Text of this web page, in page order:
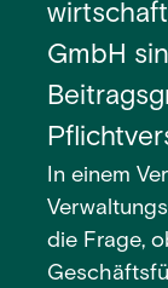
GmbH
In einem
die Frage,